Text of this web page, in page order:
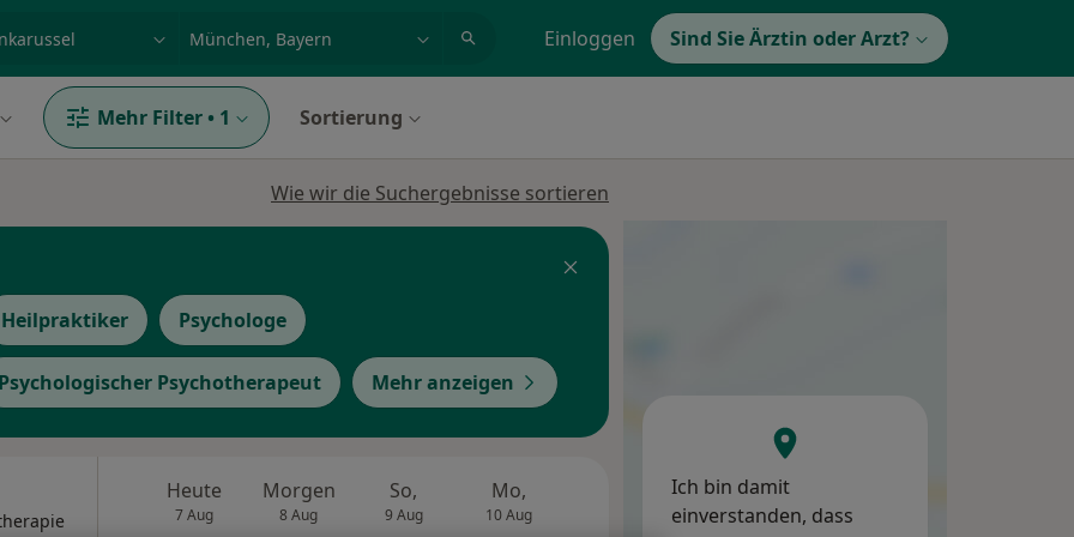
Einloggen Sind Sie Ärztin oder Arzt?
Mehr Filter • 1 Sortierung
Wie wir die Suchergebnisse sortieren
Heilpraktiker Psychologe
Psychotherapeut Mehr anzeigen
Heute
7 Aug
Morgen
8 Aug
So,
9 Aug
Mo,
10 Aug
Mi,
12 Aug 13 Aug
Ich bin damit
einverstanden, dass